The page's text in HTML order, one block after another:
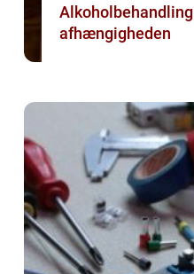
Alkoholbehandling vejen ud af
afhængigheden